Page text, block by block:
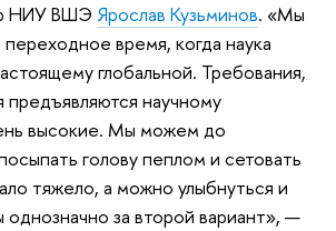
НИУ ВШЭ Ярослав Кузьминов. «Мы
время, когда наука
глобальной. Требования,
предъявляются научному
высокие. Мы можем до
голову пеплом и сетовать
тяжело, а можно улыбнуться и
за второй вариант», —